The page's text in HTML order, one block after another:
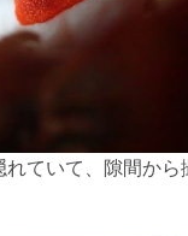
ていて、隙間から